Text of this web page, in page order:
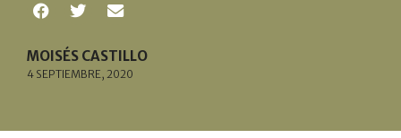
MOISÉS CASTILLO
4 SEPTIEMBRE, 2020